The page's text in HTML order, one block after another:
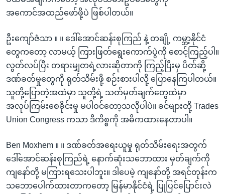
အကောင်အထည်ဖော်ဖို့ပဲ ဖြစ်ပါတယ်။
ဦးကျော်ဇံသာ ။ ။ ဒေါ်အောင်ဆန်းစုကြည် နဲ့ တချို့ ကမ္ဘာ့နိုင်ငံ
တွေကတော့ လာမယ့် ကြားဖြတ်ရွေးကောက်ပွဲကို စောင့်ကြည့်ပါ။
လွတ်လပ်ပြီး တရားမျှတရဲ့လားဆိုတာကို ကြည့်ပြီးမှ ပိတ်ဆို့
ဒဏ်ခတ်မှုတွေကို ရုတ်သိမ်းဖို့ စဉ်းစားပါလို့ ပြောနေကြပါတယ်။
သူတို့ပြောတဲ့အထဲမှာ သူတို့ရဲ့ သတ်မှတ်ချက်တွေထဲမှာ
အလုပ်ကြမ်းစေခိုင်းမှု မပါဝင်တော့သလိုပါပဲ။ ခင်များတို့ Trades
Union Congress ကသာ ဒီကိစ္စကို အဓိကထားနေတာပါ။
Ben Moxhem ။ ။ ဒဏ်ခတ်အရေးယူမှု ရုတ်သိမ်းရေးအတွက်
ဒေါ်အောင်ဆန်းစုကြည်ရဲ့ နောက်ဆုံးသဘောထား မှတ်ချက်ကို
ကျနော်တို့ မကြားရသေးပါဘူး။ ဒါပေမဲ့ ကျနော်တို့ အရင်တုန်းက
သဘောပေါက်ထားတာကတော့ မြန်မာနိုင်ငံရဲ့ ပြုပြင်ပြောင်းလဲ